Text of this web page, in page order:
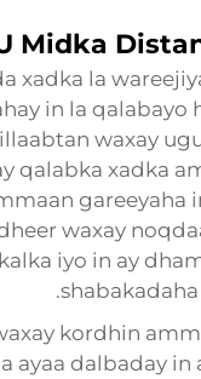
Midka
xadka la
in la qalabayo
waxay
qalabka xadka
gareeyaha
waxay
iyo in ay
shabakadaha
kordhin
ayaa dalbaday in